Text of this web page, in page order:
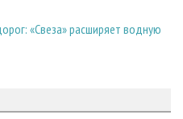
«Свеза» расширяет водную